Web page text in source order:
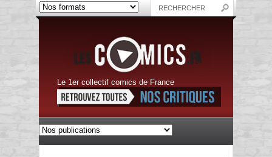
Le 1er collectif comics de France